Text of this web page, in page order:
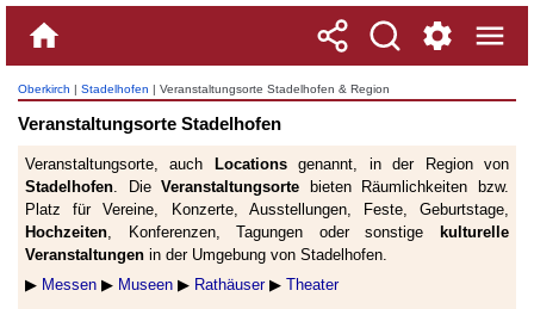
Oberkirch | Stadelhofen | Veranstaltungsorte Stadelhofen & Region
Veranstaltungsorte Stadelhofen
Veranstaltungsorte, auch Locationsgenannt, in der Region von
Stadelhofen. DieVeranstaltungsorte bieten Räumlichkeiten bzw.
Platz für Vereine, Konzerte, Ausstellungen, Feste, Geburtstage,
Hochzeiten, Konferenzen, Tagungen oder sonstige
kulturelle
Veranstaltungen in der Umgebung von Stadelhofen.
▶ Messen ▶ Museen ▶ Rathäuser▶ Theater